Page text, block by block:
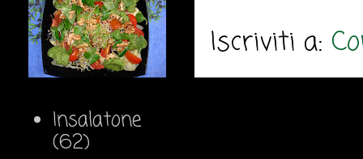
Iscriviti a:
Insalatone
(62)